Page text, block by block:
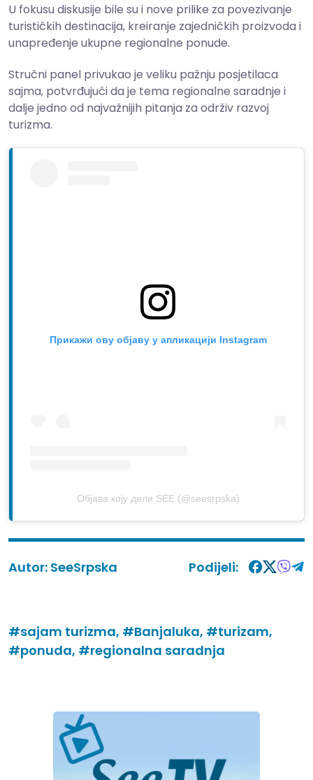
U fokusu diskusije bile su i nove prilike za povezivanje
turističkih destinacija, kreiranje zajedničkih proizvoda i
unapređenje ukupne regionalne ponude.
Stručni panel privukao je veliku pažnju posjetilaca
sajma, potvrđujući da je tema regionalne saradnje i
dalje jedno od najvažnijih pitanja za održiv razvoj
turizma.
Прикажи ову објаву у апликацији Instagram
Објава коју дели SEE (@seesrpska)
Autor: SeeSrpska Podijeli:
#sajam turizma, #Banjaluka, #turizam,
#ponuda, #regionalna saradnja